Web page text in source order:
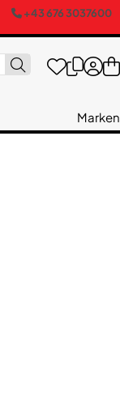
+43 676 3037600
Marken